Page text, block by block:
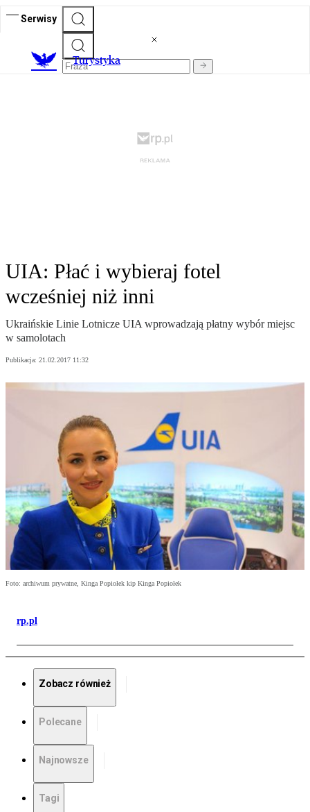
Serwisy
Turystyka
UIA: Płać i wybieraj fotel
wcześniej niż inni
Ukraińskie Linie Lotnicze UIA wprowadzają płatny wybór miejsc
w samolotach
Publikacja: 21.02.2017 11:32
Foto: archiwum prywatne, Kinga Popiołek kip Kinga Popiołek
rp.pl
Zobacz również
Polecane
Najnowsze
Tagi